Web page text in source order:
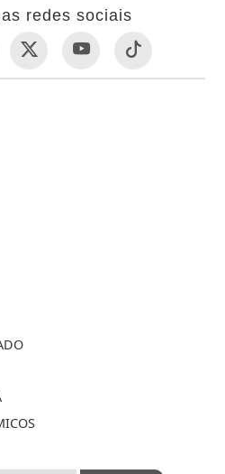
redes sociais